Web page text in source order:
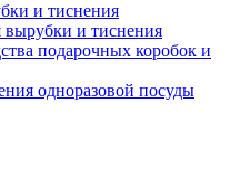
и тиснения
вырубки и тиснения
подарочных коробок и
одноразовой посуды